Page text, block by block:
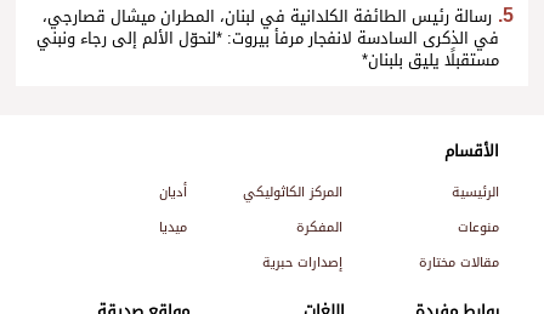
رسالة رئيس الطائفة الكلدانية في لبنان، المطران ميشال قصارجي،
في الذكرى السادسة لانفجار مرفأ بيروت: *لنحوّل الألم إلى رجاء ونبني
مستقبلًا يليق بلبنان*
الأقسام
الرئيسية المركز الكاثوليكي
أديان
منوعات
المفكرة
ميديا
مقالات مختارة
إصدارات حبرية